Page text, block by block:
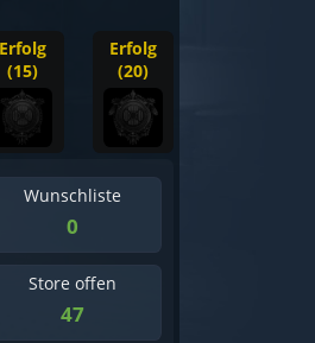
Erfolg
(15)
Erfolg
(20)
Wunschliste
0
Store offen
47